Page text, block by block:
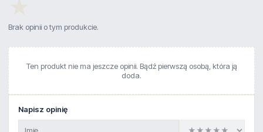
Brak opinii o tym produkcie.
Ten produkt nie ma jeszcze opinii. Bądź pierwszą osobą, która ją
doda.
Napisz opinię